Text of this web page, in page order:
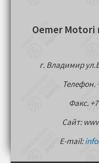
Oemer Motori
г. Владимир
Телефон.
Факс.
Сайт:
E-mail: